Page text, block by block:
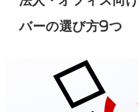
バーの選び方9つ